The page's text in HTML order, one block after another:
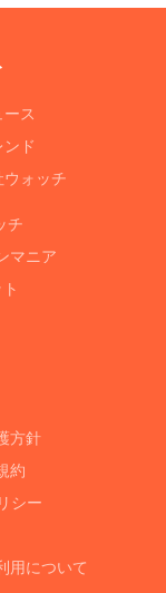
ス
ド
ォッチ
チ
マニア
方針
約
シー
用について